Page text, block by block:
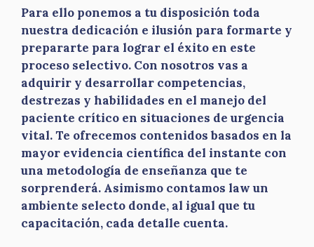
Para ello ponemos a tu disposición toda
nuestra dedicación e ilusión para formarte y
prepararte para lograr el éxito en este
proceso selectivo. Con nosotros vas a
adquirir y desarrollar competencias,
destrezas y habilidades en el manejo del
paciente crítico en situaciones de urgencia
vital. Te ofrecemos contenidos basados en la
mayor evidencia científica del instante con
una metodología de enseñanza que te
sorprenderá. Asimismo contamos law un
ambiente selecto donde, al igual que tu
capacitación, cada detalle cuenta.